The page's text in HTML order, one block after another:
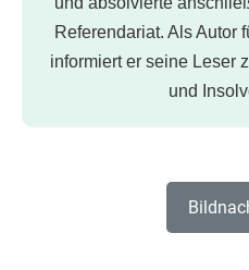
Referendariat. Als Autor
informiert er seine Leser
und